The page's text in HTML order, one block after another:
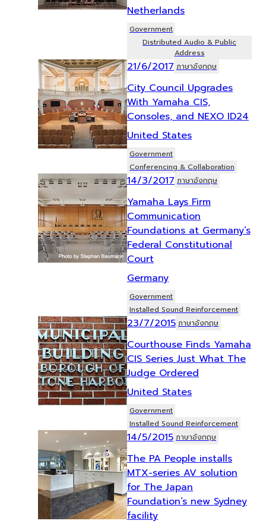
Netherlands
Government
Distributed Audio & Public
Address
21/6/2017 ภาษาอังกฤษ
City Council Upgrades
With Yamaha CIS,
Consoles, and NEXO ID24
United States
Government
Conferencing & Collaboration
14/3/2017 ภาษาอังกฤษ
Yamaha Lays Firm
Communication
Foundations at Germany’s
Federal Constitutional
Court
Germany
Government
Installed Sound Reinforcement
23/7/2015 ภาษาอังกฤษ
Courthouse Finds Yamaha
CIS Series Just What The
Judge Ordered
United States
Government
Installed Sound Reinforcement
14/5/2015 ภาษาอังกฤษ
The PA People installs
MTX-series AV solution
for The Japan
Foundation’s new Sydney
facility